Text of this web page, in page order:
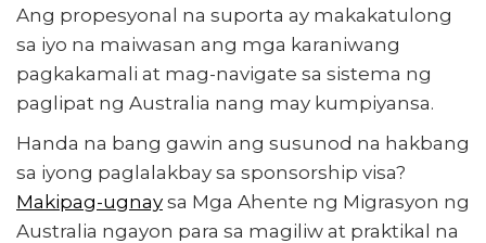
Ang propesyonal na suporta ay makakatulong
sa iyo na maiwasan ang mga karaniwang
pagkakamali at mag-navigate sa sistema ng
paglipat ng Australia nang may kumpiyansa.
Handa na bang gawin ang susunod na hakbang
sa iyong paglalakbay sa sponsorship visa?
Makipag-ugnay sa Mga Ahente ng Migrasyon ng
Australia ngayon para sa magiliw at praktikal na